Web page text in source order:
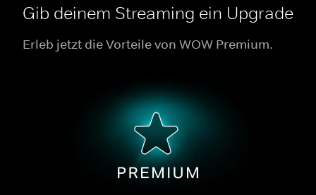
Gib deinem Streaming ein Upgrade
Erleb jetzt die Vorteile von WOW Premium.